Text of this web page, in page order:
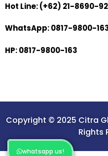
whatsapp us!
Hot Line: (+62) 21-8690-
WhatsApp: 0817-9800-
HP: 0817-9800-163
Copyright © 2025 Citra
Rights